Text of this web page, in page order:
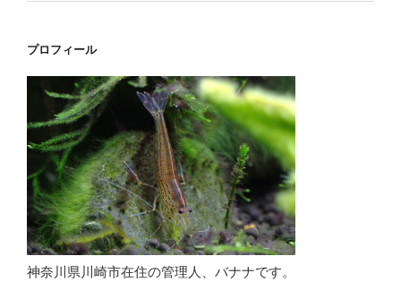
プロフィール
神奈川県川崎市在住の管理人、バナナです。